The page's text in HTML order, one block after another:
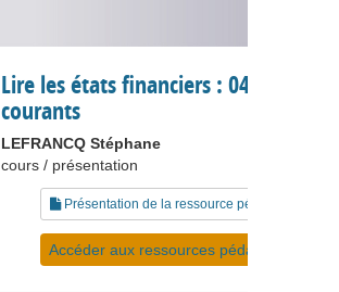
Lire les états financiers : 04 actifs
courants
LEFRANCQ Stéphane
cours / présentation
Présentation de la ressource pédagogique
Accéder aux ressources pédagogiques